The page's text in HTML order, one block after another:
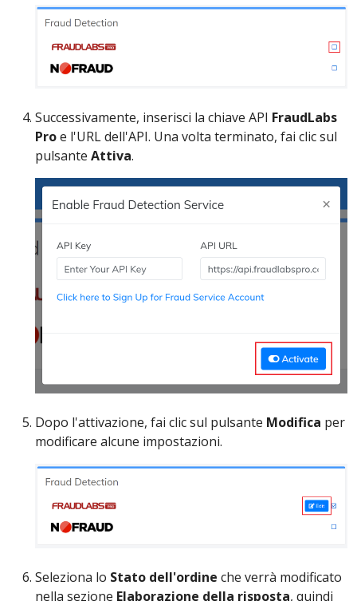
Successivamente, inserisci la chiave API FraudLabs
Proe l'URL dell'API. Una volta terminato, fai clic sul
pulsante Attiva.
Dopo l'attivazione, fai clic sul pulsante Modifica per
modificare alcune impostazioni.
Seleziona lo Stato dell'ordine che verrà modificato
nella sezione Elaborazione della risposta, quindi